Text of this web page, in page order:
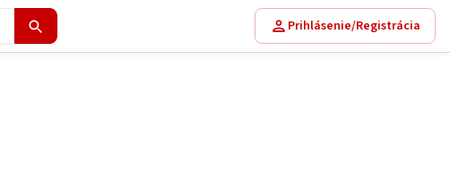
Prihlásenie/Registrácia